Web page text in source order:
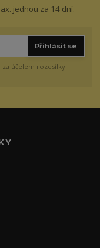
jednou za 14 dní.
Přihlásit se
za účelem rozesílky